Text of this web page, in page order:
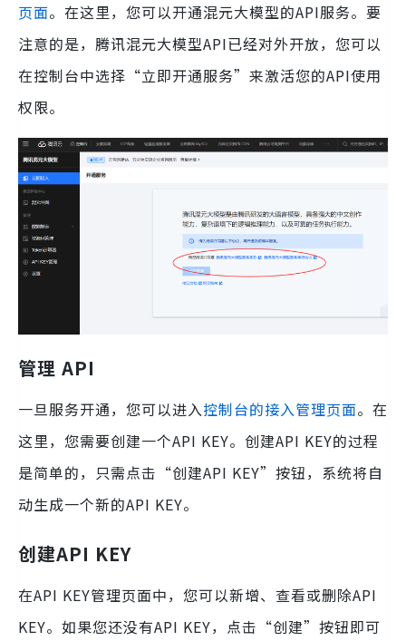
页面。在这里，您可以开通混元大模型的API服务。要
注意的是，腾讯混元大模型API已经对外开放，您可以
在控制台中选择“立即开通服务”来激活您的API使用
权限。
管理 API
一旦服务开通，您可以进入控制台的接入管理页面。在
这里，您需要创建一个API KEY。创建API KEY的过程
是简单的，只需点击“创建API KEY”按钮，系统将自
动生成一个新的API KEY。
创建API KEY
在API KEY管理页面中，您可以新增、查看或删除API
KEY。如果您还没有API KEY，点击“创建”按钮即可